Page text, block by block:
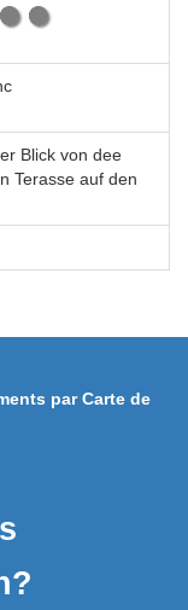
Blick von dee
Terasse auf den
par Carte de